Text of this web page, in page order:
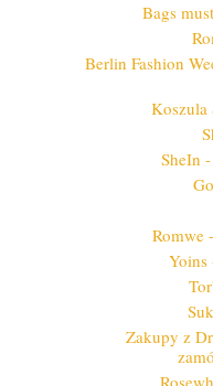
Bags
Berlin Fashion
Koszula
SheIn
Romwe
Yoins
Zakupy z